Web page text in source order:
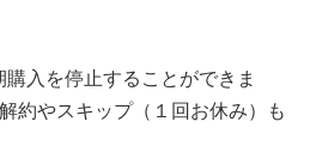
入を停止することができま
約やスキップ（１回お休み）も